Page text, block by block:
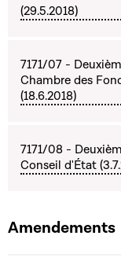
(29.5.2018)
7171/07 -
Chambre des
(18.6.2018)
7171/08 -
Conseil d'État
Amendements